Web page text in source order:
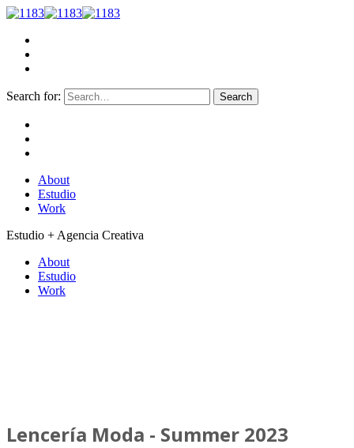
Search for:
About
Estudio
Work
Estudio + Agencia Creativa
About
Estudio
Work
Lencería Moda - Summer 2023